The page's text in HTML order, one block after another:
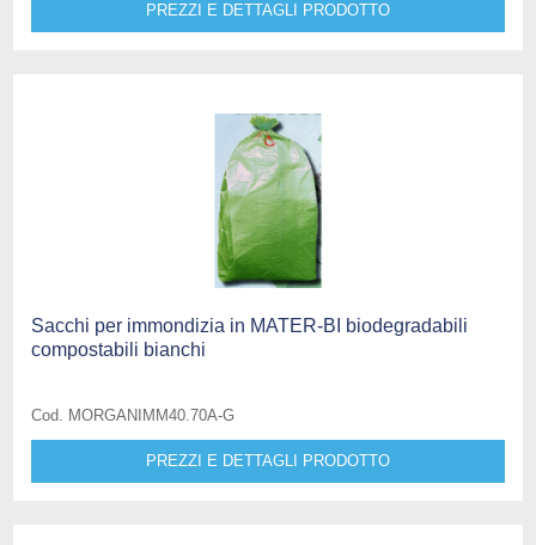
PREZZI E DETTAGLI PRODOTTO
Sacchi per immondizia in MATER-BI biodegradabili
compostabili bianchi
Cod. MORGANIMM40.70A-G
PREZZI E DETTAGLI PRODOTTO